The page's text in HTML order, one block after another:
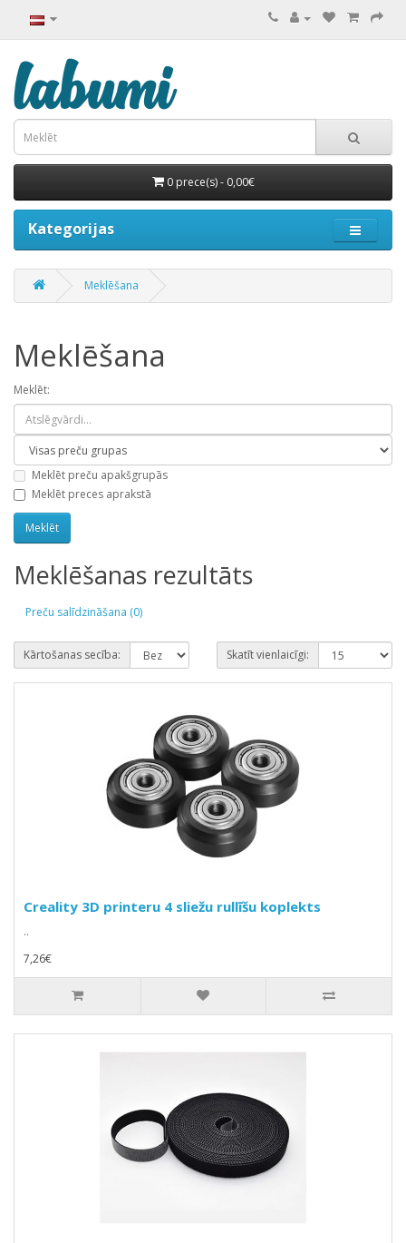
0 prece(s) - 0,00€
Kategorijas
Meklēšana
Meklēšana
Meklēt:
Meklēt preču apakšgrupās
Meklēt preces aprakstā
Meklēšanas rezultāts
Preču salīdzināšana (0)
Kārtošanas secība: Skatīt vienlaicīgi:
Creality 3D printeru 4 sliežu rullīšu koplekts
..
7,26€